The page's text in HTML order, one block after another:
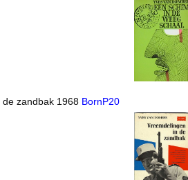
de zandbak 1968 BornP20